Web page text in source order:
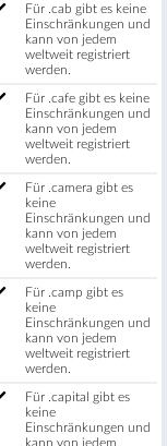
Für .cab gibt es keine
Einschränkungen und
kann von jedem
weltweit registriert
werden.
Für .cafe gibt es keine
Einschränkungen und
kann von jedem
weltweit registriert
werden.
Für .camera gibt es
keine
Einschränkungen und
kann von jedem
weltweit registriert
werden.
Für .camp gibt es
keine
Einschränkungen und
kann von jedem
weltweit registriert
werden.
Für .capital gibt es
keine
Einschränkungen und
kann von jedem